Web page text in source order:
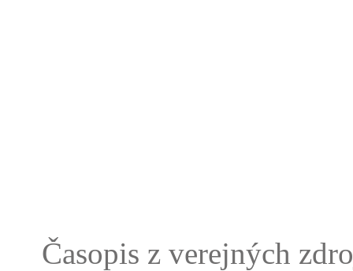
Časopis z verejných